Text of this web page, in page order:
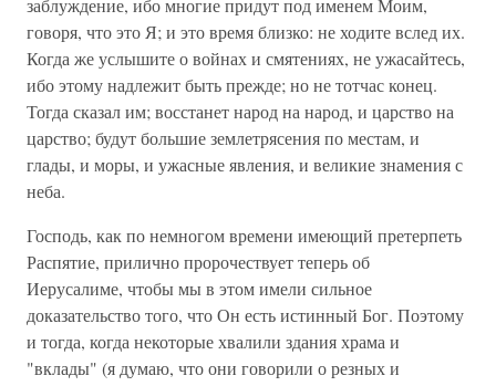
заблуждение, ибо многие придут под именем Моим,
говоря, что это Я; и это время близко: не ходите вслед их.
Когда же услышите о войнах и смятениях, не ужасайтесь,
ибо этому надлежит быть прежде; но не тотчас конец.
Тогда сказал им; восстанет народ на народ, и царство на
царство; будут большие землетрясения по местам, и
глады, и моры, и ужасные явления, и великие знамения с
неба.
Господь, как по немногом времени имеющий претерпеть
Распятие, прилично пророчествует теперь об
Иерусалиме, чтобы мы в этом имели сильное
доказательство того, что Он есть истинный Бог. Поэтому
и тогда, когда некоторые хвалили здания храма и
"вклады" (я думаю, что они говорили о резных и